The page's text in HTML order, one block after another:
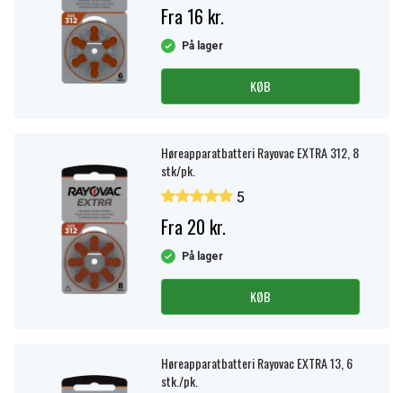
Fra 16 kr.
På lager
KØB
Høreapparatbatteri Rayovac EXTRA 312, 8
stk/pk.
5
Fra 20 kr.
På lager
KØB
Høreapparatbatteri Rayovac EXTRA 13, 6
stk./pk.